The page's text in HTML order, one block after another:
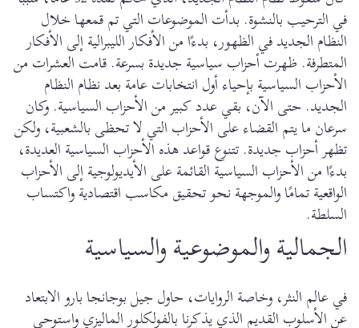
في الترحيب بالنشوة. بدأت الموضوعات التي تم قمعها خلال
النظام الجديد في الظهور، بدءًا من الأفكار الليبرالية إلى الأفكار
المتطرفة. ظهرت أحزاب سياسية جديدة بسرعة. قامت العشرات من
الأحزاب السياسية بإحياء أول انتخابات عامة بعد نظام النظام
الجديد. حتى الآن، بقي عدد كبير من الأحزاب السياسية. وكان
سرعان ما يتم القضاء على الأحزاب التي لا تحظى بالشعبية، ولكن
تظهر أحزاب جديدة. تتنوع قواعد هذه الأحزاب السياسية العديدة،
بدءًا من الأحزاب السياسية القائمة على الأيديولوجية إلى الأحزاب
الواقعية تمامًا والموجهة نحو تحقيق مكاسب اقتصادية واكتساب
السلطة.
الجمالية والموضوعية والسياسية
في عالم النثر، وخاصة الروايات، حاول جيل بوجانجا بارو الابتعاد
عن الأسلوب القديم الذي يذكرنا بالفولكلور الماليزي واستوحى